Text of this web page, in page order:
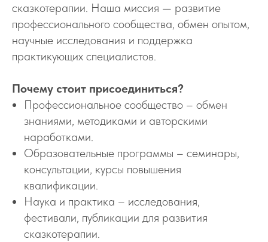
сказкотерапии. Наша миссия — развитие
профессионального сообщества, обмен опытом,
научные исследования и поддержка
практикующих специалистов.
Почему стоит присоединиться?
Профессиональное сообщество – обмен
знаниями, методиками и авторскими
наработками.
Образовательные программы – семинары,
консультации, курсы повышения
квалификации.
Наука и практика – исследования,
фестивали, публикации для развития
сказкотерапии.